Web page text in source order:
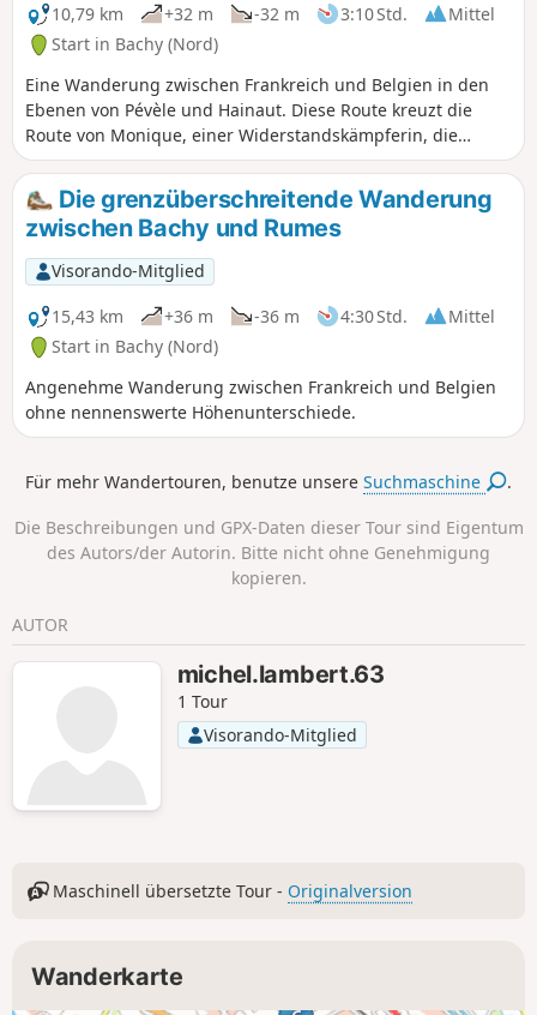
10,79 km
+32 m -32 m 3:10 Std.
Mittel
Start in Bachy (Nord)
Eine Wanderung zwischen Frankreich und Belgien in den
Ebenen von Pévèle und Hainaut. Diese Route kreuzt die
Route von Monique, einer Widerstandskämpferin, die
während des Krieges gefallene alliierte Piloten evakuierte.
Sie vermittelt auch einen Eindruck von der Arbeit der
Zollbeamten, die diese Grenze überwachten, und von den
Tricks, mit denen Schmuggler ihre Überwachung zu
umgehen versuchten.
Die grenzüberschreitende Wanderung
zwischen Bachy und Rumes
Visorando-Mitglied
15,43 km
+36 m -36 m 4:30 Std.
Mittel
Start in Bachy (Nord)
Angenehme Wanderung zwischen Frankreich und Belgien
ohne nennenswerte Höhenunterschiede.
Für mehr Wandertouren, benutze unsereSuchmaschine .
Die Beschreibungen und GPX-Daten dieser Tour sind Eigentum
des Autors/der Autorin. Bitte nicht ohne Genehmigung
kopieren.
AUTOR
michel.lambert.63
1 Tour
Visorando-Mitglied
Maschinell übersetzte Tour - Originalversion
Wanderkarte